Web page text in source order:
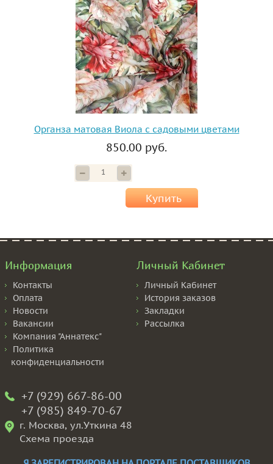
Органза матовая Виола с садовыми цветами
850.00 руб.
Купить
Информация
Контакты
Оплата
Новости
Вакансии
Компания "Аннатекс"
Политика
конфиденциальности
Личный Кабинет
Личный Кабинет
История заказов
Закладки
Рассылка
+7 (929) 667-86-00
+7 (985) 849-70-67
г. Москва, ул.Уткина 48
Схема проезда